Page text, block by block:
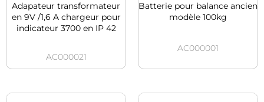
Adapateur transformateur
en 9V /1,6 A chargeur pour
indicateur 3700 en IP 42
AC000021
Batterie pour balance ancien
modèle 100kg
AC000001